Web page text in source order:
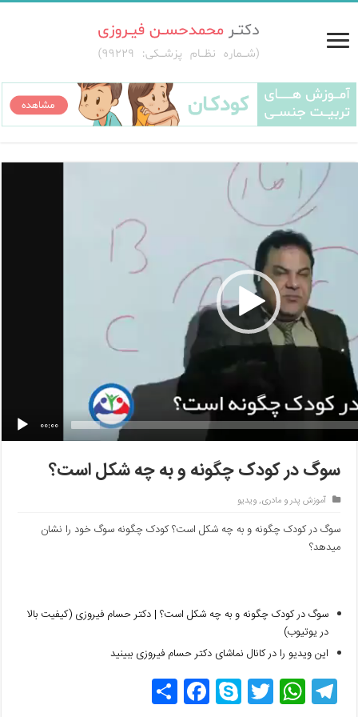
00:00
سوگ در کودک چگونه و به چه شکل است؟
آموزش پدر و مادری,ویدیو
سوگ در کودک چگونه و به چه شکل است؟ کودک چگونه سوگ خود را نشان
میدهد؟
سوگ در کودک چگونه و به چه شکل است؟ | دکتر حسام فیروزی (کیفیت بالا
در یوتیوب)
این ویدیو را در کانال نماشای دکتر حسام فیروزی ببینید
T
W
T
S
F